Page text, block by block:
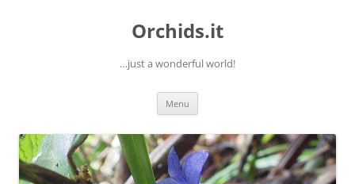
Orchids.it
…just a wonderful world!
Menu